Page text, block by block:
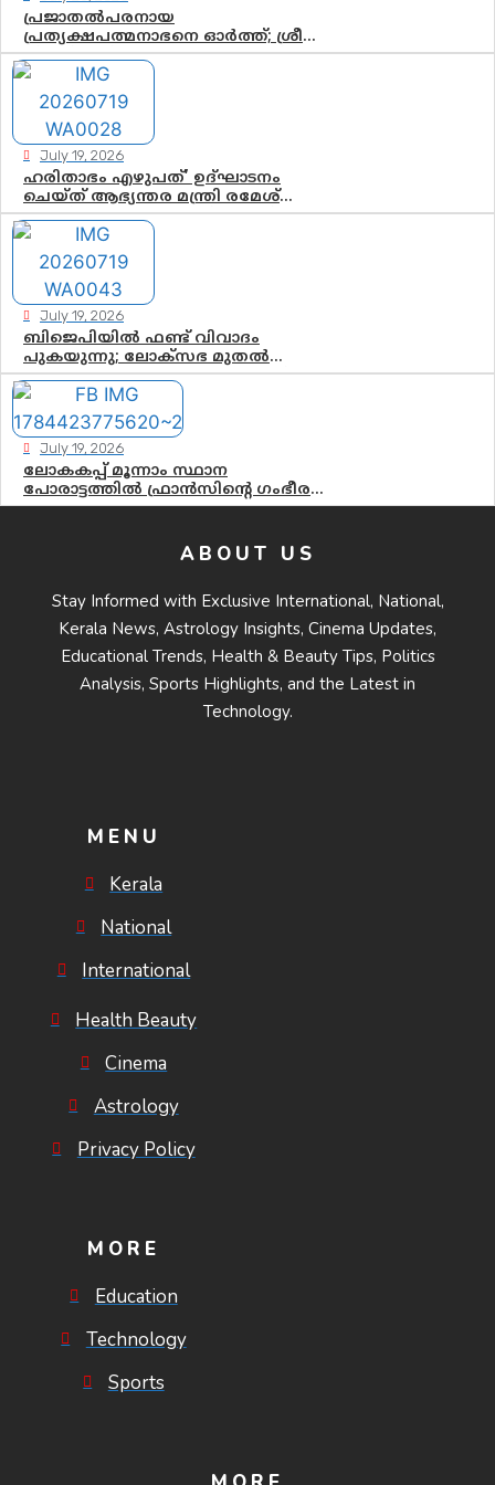
ചുണക്കുട്ടൻ
പ്രജാതൽപരനായ
പ്രത്യക്ഷപത്മനാഭനെ ഓർത്ത്; ശ്രീ
ചിത്തിര തിരുനാൾ മഹാരാജാവിന്റെ
35-ാം നാടുനീങ്ങൽ ദിനം ഇന്ന്
July 19, 2026
ഹരിതാഭം എഴുപത്’ ഉദ്ഘാടനം
ചെയ്ത് ആഭ്യന്തര മന്ത്രി രമേശ്
ചെന്നിത്തല; ആർ. ഹരികുമാറിന്റെ
സപ്തതി ആഘോഷങ്ങൾക്ക്
പ്രൗഢമായ തുടക്കം
July 19, 2026
ബിജെപിയിൽ ഫണ്ട് വിവാദം
പുകയുന്നു; ലോക്സഭ മുതൽ
നിയമസഭ വരെ 140 മണ്ഡലങ്ങളിലെ
ഫണ്ട് വിനിയോഗം പരിശോധിക്കുമോ?
കേന്ദ്രത്തിനും ആർഎസ്എസിനും
കേരള ഘടകത്തോട് അതൃപ്തി
July 19, 2026
ലോകകപ്പ് മൂന്നാം സ്ഥാന
പോരാട്ടത്തിൽ ഫ്രാൻസിന്റെ ഗംഭീര
തിരിച്ചുവരവ്; ഗോൾവേട്ടയിൽ
ABOUT US
Stay Informed with Exclusive International, National,
Kerala News, Astrology Insights, Cinema Updates,
Educational Trends, Health & Beauty Tips, Politics
Analysis, Sports Highlights, and the Latest in
Technology.
MENU
Kerala
National
International
Health Beauty
Cinema
Astrology
Privacy Policy
MORE
Education
Technology
Sports